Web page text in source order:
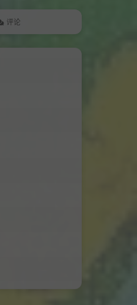
评论